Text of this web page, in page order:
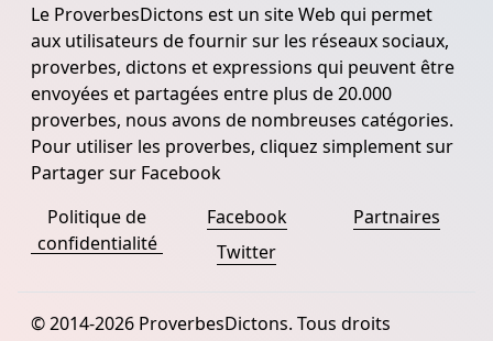
Le ProverbesDictons est un site Web qui permet
aux utilisateurs de fournir sur les réseaux sociaux,
proverbes, dictons et expressions qui peuvent être
envoyées et partagées entre plus de 20.000
proverbes, nous avons de nombreuses catégories.
Pour utiliser les proverbes, cliquez simplement sur
Partager sur Facebook
Politique de
confidentialité
Facebook
Twitter
Partnaires
© 2014-2026 ProverbesDictons. Tous droits